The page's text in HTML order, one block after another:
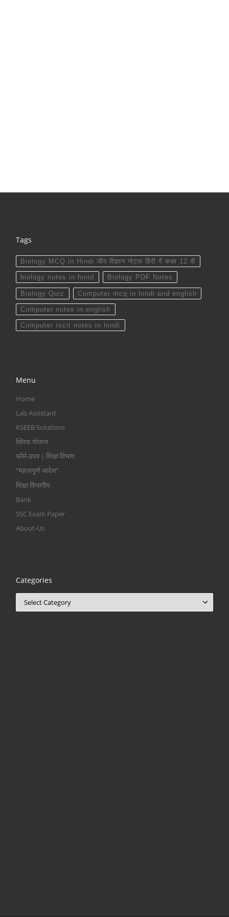
Tags
Biology MCQ in Hindi जीव विज्ञान नोट्स हिंदी में कक्षा 12 वीं
biology notes in hinid Biology PDF Notes
Biology Quiz Computer mcq in hindi and english
Computer notes in english
Computer rscit notes in hindi
Menu
Home
Lab Assistant
KSEEB Solutions
क्लिक योजना
फॉर्म-प्रपत्र | शिक्षा विभाग
“महत्वपूर्ण आदेश”
शिक्षा विभागीय
Bank
SSC Exam Paper
About-Us
Categories